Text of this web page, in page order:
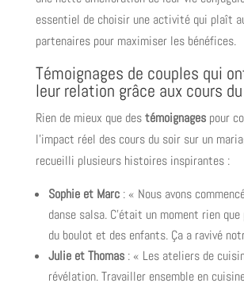
essentiel de choisir une activité qui plaît
partenaires pour maximiser les bénéfices.
Témoignages de couples qui
leur relation grâce aux cours
Rien de mieux que destémoignagespour
l’impact réel des cours du soir sur un
recueilli plusieurs histoires inspirantes :
Sophie et Marc: « Nous avons
danse salsa. C’était un moment rien
du boulot et des enfants. Ça a ravivé
Julie et Thomas: « Les ateliers de
révélation. Travailler ensemble en